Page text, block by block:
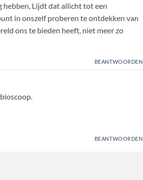
hebben, Lijdt dat allicht tot een
in onszelf proberen te ontdekken van
ons te bieden heeft, niet meer zo
BEANTWOORDEN
BEANTWOORDEN